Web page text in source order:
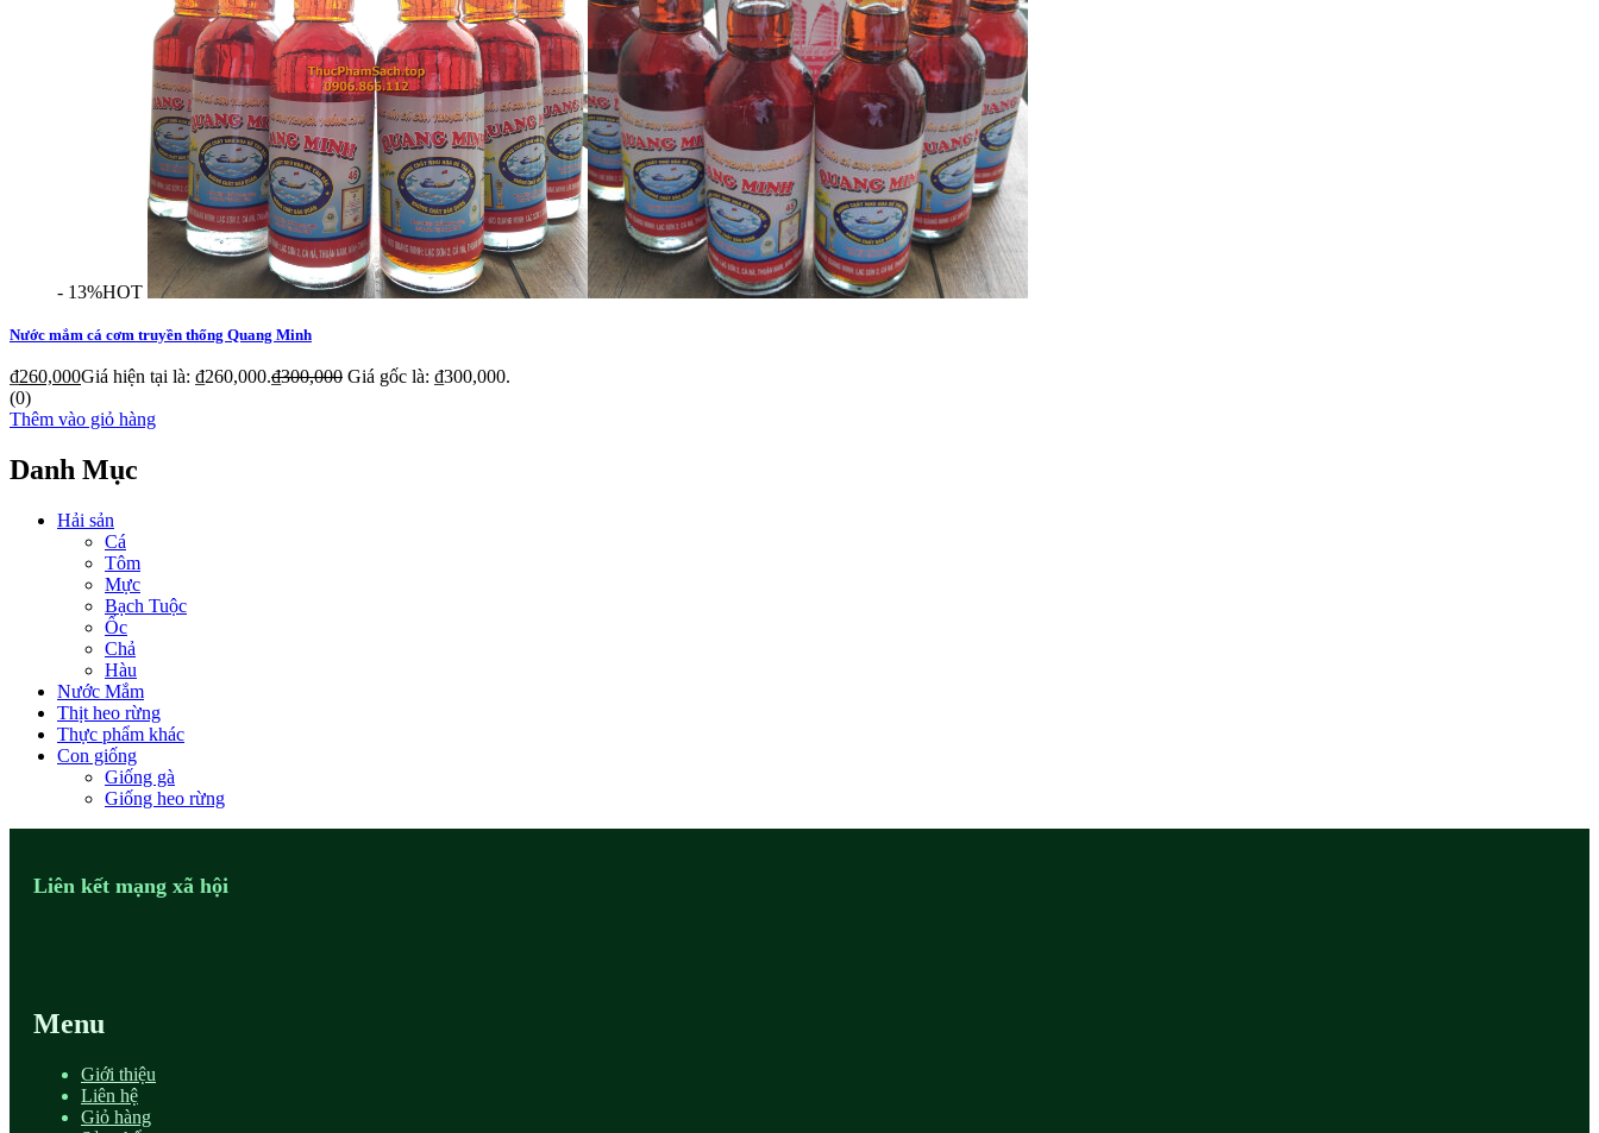
- 13%HOT
Nước mắm cá cơm truyền thống Quang Minh
₫260,000Giá hiện tại là: ₫260,000.₫300,000 Giá gốc là: ₫300,000.
(0)
Thêm vào giỏ hàng
Danh Mục
Hải sản
Cá
Tôm
Mực
Bạch Tuộc
Ốc
Chả
Hàu
Nước Mắm
Thịt heo rừng
Thực phẩm khác
Con giống
Giống gà
Giống heo rừng
Liên kết mạng xã hội
Menu
Giới thiệu
Liên hệ
Giỏ hàng